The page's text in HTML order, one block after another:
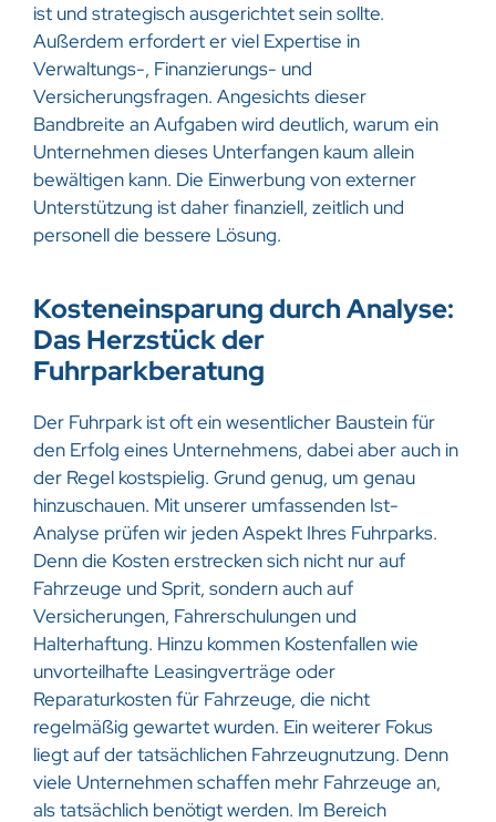
ist und strategisch ausgerichtet sein sollte.
Außerdem erfordert er viel Expertise in
Verwaltungs-, Finanzierungs- und
Versicherungsfragen. Angesichts dieser
Bandbreite an Aufgaben wird deutlich, warum ein
Unternehmen dieses Unterfangen kaum allein
bewältigen kann. Die Einwerbung von externer
Unterstützung ist daher finanziell, zeitlich und
personell die bessere Lösung.
Kosteneinsparung durch Analyse:
Das Herzstück der
Fuhrparkberatung
Der Fuhrpark ist oft ein wesentlicher Baustein für
den Erfolg eines Unternehmens, dabei aber auch in
der Regel kostspielig. Grund genug, um genau
hinzuschauen. Mit unserer umfassenden Ist-
Analyse prüfen wir jeden Aspekt Ihres Fuhrparks.
Denn die Kosten erstrecken sich nicht nur auf
Fahrzeuge und Sprit, sondern auch auf
Versicherungen, Fahrerschulungen und
Halterhaftung. Hinzu kommen Kostenfallen wie
unvorteilhafte Leasingverträge oder
Reparaturkosten für Fahrzeuge, die nicht
regelmäßig gewartet wurden. Ein weiterer Fokus
liegt auf der tatsächlichen Fahrzeugnutzung. Denn
viele Unternehmen schaffen mehr Fahrzeuge an,
als tatsächlich benötigt werden. Im Bereich